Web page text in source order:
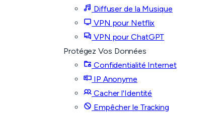
Diffuser de la Musique
VPN pour Netflix
VPN pour ChatGPT
Protégez Vos Données
Confidentialité Internet
IP Anonyme
Cacher l'Identité
Empêcher le Tracking